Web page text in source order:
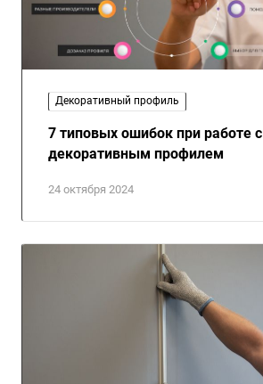
Декоративный профиль
24 октября 2024
7 типовых ошибок при работе с
декоративным профилем